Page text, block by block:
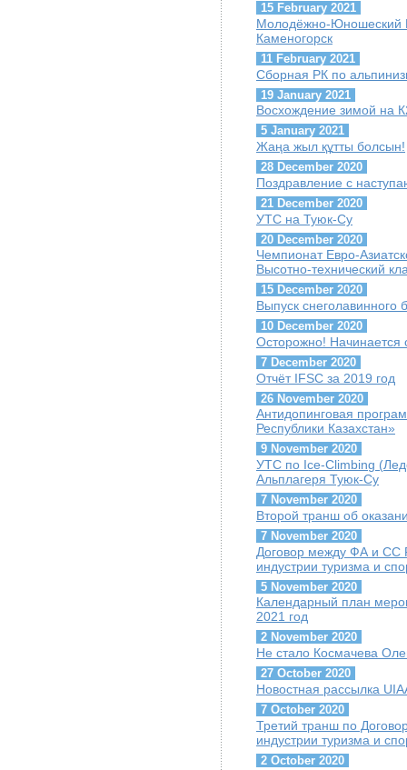
15 February 2021
Молодёжно-Юношеский
Каменогорск
11 February 2021
Сборная РК по
19 January 2021
Восхождение зимой на
5 January 2021
Жаңа жыл құтты болсын!
28 December 2020
Поздравление с
21 December 2020
УТС на Туюк-Су
20 December 2020
Чемпионат Евро-
Высотно-технический
15 December 2020
Выпуск снеголавинного
10 December 2020
Осторожно! Начинается
7 December 2020
Отчёт IFSC за 2019 год
26 November 2020
Антидопинговая
Республики Казахстан»
9 November 2020
УТС по Ice-Climbing
Альплагеря Туюк-Су
7 November 2020
Второй транш об
7 November 2020
Договор между ФА и СС
индустрии туризма и
5 November 2020
Календарный план
2021 год
2 November 2020
Не стало Космачева
27 October 2020
Новостная рассылка
7 October 2020
Третий транш по
индустрии туризма и
2 October 2020